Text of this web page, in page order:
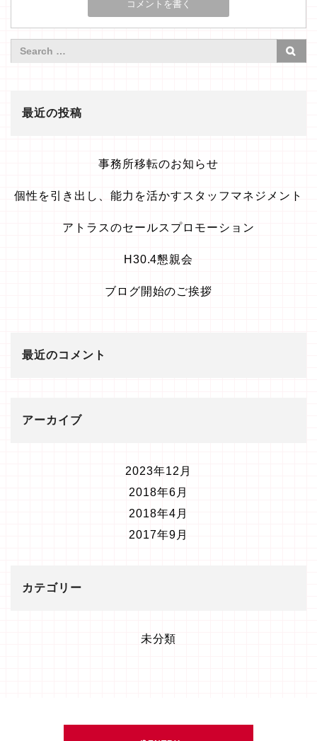
最近の投稿
事務所移転のお知らせ
個性を引き出し、能力を活かすスタッフマネジメント
アトラスのセールスプロモーション
H30.4懇親会
ブログ開始のご挨拶
最近のコメント
アーカイブ
2023年12月
2018年6月
2018年4月
2017年9月
カテゴリー
未分類